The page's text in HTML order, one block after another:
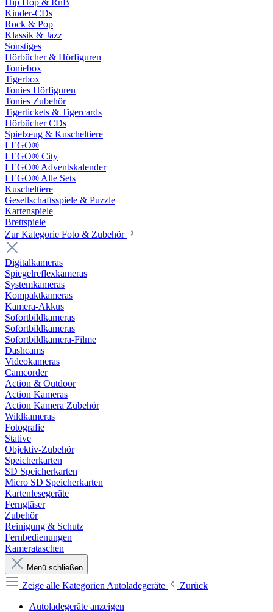
Hip Hop & RnB
Kinder-CDs
Rock & Pop
Klassik & Jazz
Sonstiges
Hörbücher & Hörfiguren
Toniebox
Tigerbox
Tonies Hörfiguren
Tonies Zubehör
Tigertickets & Tigercards
Hörbücher CDs
Spielzeug & Kuscheltiere
LEGO®
LEGO® City
LEGO® Adventskalender
LEGO® Alle Sets
Kuscheltiere
Gesellschaftsspiele & Puzzle
Kartenspiele
Brettspiele
Zur Kategorie Foto & Zubehör
Digitalkameras
Spiegelreflexkameras
Systemkameras
Kompaktkameras
Kamera-Akkus
Sofortbildkameras
Sofortbildkameras
Sofortbildkamera-Filme
Dashcams
Videokameras
Camcorder
Action & Outdoor
Action Kameras
Action Kamera Zubehör
Wildkameras
Fotografie
Stative
Objektiv-Zubehör
Speicherkarten
SD Speicherkarten
Micro SD Speicherkarten
Kartenlesegeräte
Ferngläser
Zubehör
Reinigung & Schutz
Fernbedienungen
Kamerataschen
Menü schließen
Zeige alle Kategorien Autoladegeräte
Zurück
Autoladegeräte anzeigen